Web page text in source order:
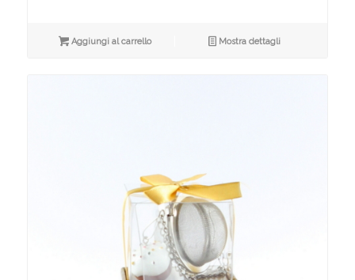
Aggiungi al carrello Mostra dettagli